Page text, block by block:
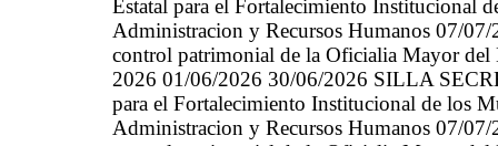
Estatal para el Fortalecimiento Institucional
Administracion y Recursos Humanos 07/07/
control patrimonial de la Oficialia Mayor del
2026 01/06/2026 30/06/2026 SILLA
para el Fortalecimiento Institucional de los
Administracion y Recursos Humanos 07/07/